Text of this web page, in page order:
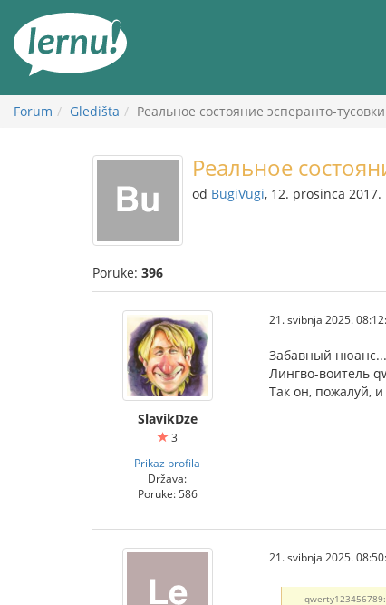
Forum Gledišta Реальное состояние эсперанто-тусовки
Реальное
od BugiVugi, 12. prosinca 2017.
Poruke: 396
SlavikDze
3
Prikaz profila
Država:
Poruke: 586
21. svibnja 2025.
Забавный нюанс...
Лингво-воитель
Так он, пожалуй,
21. svibnja 2025.
qwerty123456789: